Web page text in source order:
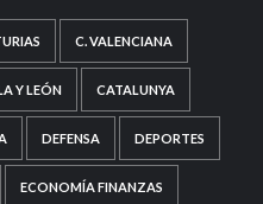
C. VALENCIANA
Y LEÓN CATALUNYA
DEFENSA DEPORTES
ECONOMÍA FINANZAS